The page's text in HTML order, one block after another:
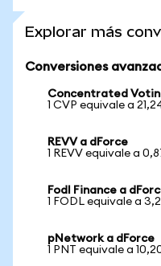
Explorar más
Conversiones
Concentrated
1 CVP equivale a
REVV a dForce
1 REVV equivale a
Fodl Finance a
1 FODL equivale a
pNetwork a dForce
1 PNT equivale a